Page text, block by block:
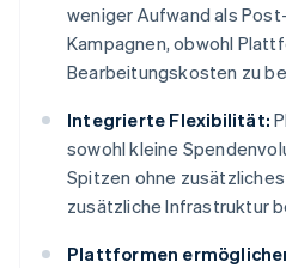
weniger Aufwand als
Kampagnen, obwohl
Bearbeitungskosten zu
Integrierte Flexibilität:
sowohl kleine
Spitzen ohne
zusätzliche Infrastruktur
Plattformen